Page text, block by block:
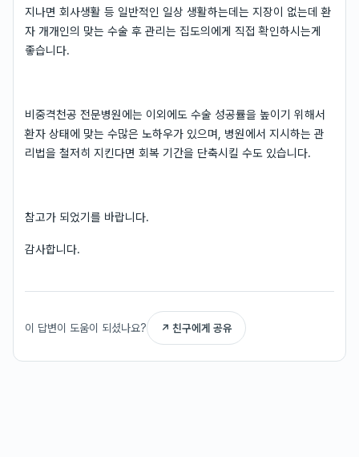
지나면 회사생활 등 일반적인 일상 생활하는데는 지장이 없는데 환
자 개개인의 맞는 수술 후 관리는 집도의에게 직접 확인하시는게
좋습니다.
비중격천공 전문병원에는 이외에도 수술 성공률을 높이기 위해서
환자 상태에 맞는 수많은 노하우가 있으며, 병원에서 지시하는 관
리법을 철저히 지킨다면 회복 기간을 단축시킬 수도 있습니다.
참고가 되었기를 바랍니다.
감사합니다.
이 답변이 도움이 되셨나요? ↗ 친구에게 공유